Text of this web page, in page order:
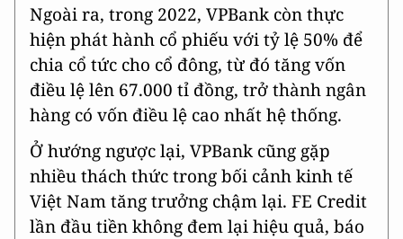
Ngoài ra, trong 2022, VPBank còn thực
hiện phát hành cổ phiếu với tỷ lệ 50% để
chia cổ tức cho cổ đông, từ đó tăng vốn
điều lệ lên 67.000 tỉ đồng, trở thành ngân
hàng có vốn điều lệ cao nhất hệ thống.
Ở hướng ngược lại, VPBank cũng gặp
nhiều thách thức trong bối cảnh kinh tế
Việt Nam tăng trưởng chậm lại. FE Credit
lần đầu tiền không đem lại hiệu quả, báo